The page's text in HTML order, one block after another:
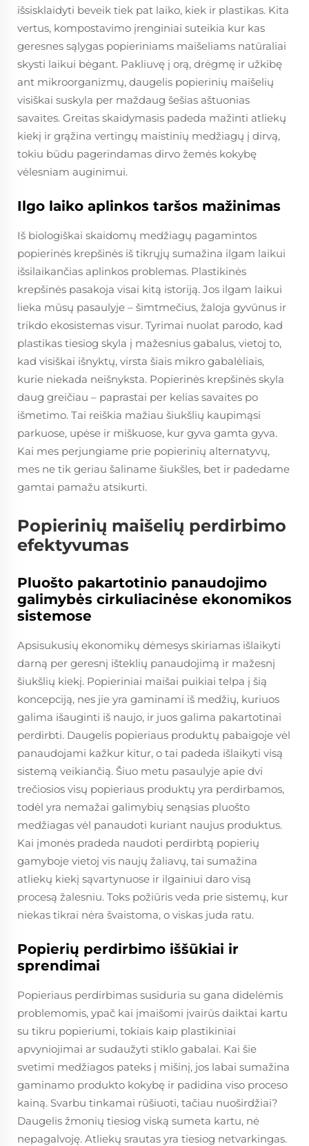
išsisklaidyti beveik tiek pat laiko, kiek ir plastikas. Kita
vertus, kompostavimo įrenginiai suteikia kur kas
geresnes sąlygas popieriniams maišeliams natūraliai
skysti laikui bėgant. Pakliuvę į orą, drėgmę ir užkibę
ant mikroorganizmų, daugelis popierinių maišelių
visiškai suskyla per maždaug šešias aštuonias
savaites. Greitas skaidymasis padeda mažinti atliekų
kiekį ir grąžina vertingų maistinių medžiagų į dirvą,
tokiu būdu pagerindamas dirvo žemės kokybę
vėlesniam auginimui.
Ilgo laiko aplinkos taršos mažinimas
Iš biologiškai skaidomų medžiagų pagamintos
popierinės krepšinės iš tikrųjų sumažina ilgam laikui
išsilaikančias aplinkos problemas. Plastikinės
krepšinės pasakoja visai kitą istoriją. Jos ilgam laikui
lieka mūsų pasaulyje – šimtmečius, žaloja gyvūnus ir
trikdo ekosistemas visur. Tyrimai nuolat parodo, kad
plastikas tiesiog skyla į mažesnius gabalus, vietoj to,
kad visiškai išnyktų, virsta šiais mikro gabalėliais,
kurie niekada neišnyksta. Popierinės krepšinės skyla
daug greičiau – paprastai per kelias savaites po
išmetimo. Tai reiškia mažiau šiukšlių kaupimąsi
parkuose, upėse ir miškuose, kur gyva gamta gyva.
Kai mes perjungiame prie popierinių alternatyvų,
mes ne tik geriau šaliname šiukšles, bet ir padedame
gamtai pamažu atsikurti.
Popierinių maišelių perdirbimo
efektyvumas
Pluošto pakartotinio panaudojimo
galimybės cirkuliacinėse ekonomikos
sistemose
Apsisukusių ekonomikų dėmesys skiriamas išlaikyti
darną per geresnį išteklių panaudojimą ir mažesnį
šiukšlių kiekį. Popieriniai maišai puikiai telpa į šią
koncepciją, nes jie yra gaminami iš medžių, kuriuos
galima išauginti iš naujo, ir juos galima pakartotinai
perdirbti. Daugelis popieriaus produktų pabaigoje vėl
panaudojami kažkur kitur, o tai padeda išlaikyti visą
sistemą veikiančią. Šiuo metu pasaulyje apie dvi
trečiosios visų popieriaus produktų yra perdirbamos,
todėl yra nemažai galimybių senąsias pluošto
medžiagas vėl panaudoti kuriant naujus produktus.
Kai įmonės pradeda naudoti perdirbtą popierių
gamyboje vietoj vis naujų žaliavų, tai sumažina
atliekų kiekį sąvartynuose ir ilgainiui daro visą
procesą žalesniu. Toks požiūris veda prie sistemų, kur
niekas tikrai nėra švaistoma, o viskas juda ratu.
Popierių perdirbimo iššūkiai ir
sprendimai
Popieriaus perdirbimas susiduria su gana didelėmis
problemomis, ypač kai įmaišomi įvairūs daiktai kartu
su tikru popieriumi, tokiais kaip plastikiniai
apvyniojimai ar sudaužyti stiklo gabalai. Kai šie
svetimi medžiagos pateks į mišinį, jos labai sumažina
gaminamo produkto kokybę ir padidina viso proceso
kainą. Svarbu tinkamai rūšiuoti, tačiau nuoširdžiai?
Daugelis žmonių tiesiog viską sumeta kartu, nė
nepagalvoję. Atliekų srautas yra tiesiog netvarkingas.